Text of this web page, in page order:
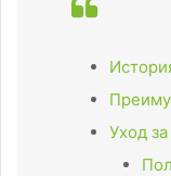
Уход